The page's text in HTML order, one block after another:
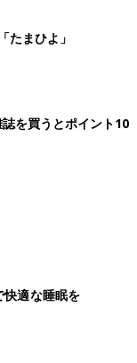
たまひよ」
を買うとポイント10
快適な睡眠を